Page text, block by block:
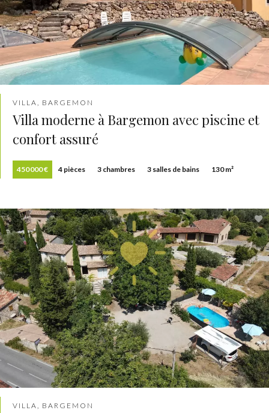
VILLA, BARGEMON
Villa moderne à Bargemon avec piscine et
confort assuré
450 000 € 4 pièces 3 chambres 3 salles de bains 130 m²
VILLA, BARGEMON